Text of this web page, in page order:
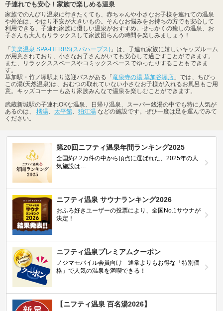
子連れでも安心！家族で楽しめる温泉
家族でのんびり温泉に行きたくても、赤ちゃんや小さなお子様を連れての温泉
や外泊は、やはり不安が大きいもの。そんなお悩みをお持ちの方でも安心して
利用できる、子連れ家族に優しい温泉がおすすめ。せっかくの癒しの温泉、お
子さんも大人もリラックスして家族団らんの時間を楽しみましょう！
「美楽温泉 SPA-HERBS(スパハーブス) 」は、子連れ家族に嬉しいキッズルーム
が用意されており、小さなお子さんがいても安心して過ごすことができます。
また、リラックススペースやコミックスペースでゆったりすることもできま
す。
草加駅・竹ノ塚駅より送迎バスがある「竜泉寺の湯 草加谷塚店 」では、ちびっ
この湯(天然温泉)は、おむつの取れていない小さなお子様が入れるお風呂もご用
意。キッズコーナーもあり家族みんなで温泉を楽しむことができます。
武蔵新城駅の子連れOKな温泉、日帰り温泉、スーパー銭湯の中でも特に人気が
あるのは、 橘湯 太平館 狛江湯 などの施設です。ぜひ一度は足を運んでみて
ください。
第20回ニフティ温泉年間ランキング2025
全国約2.2万件の中から頂点に選ばれた、2025年の人
気施設は…
ニフティ温泉 サウナランキング2026
おふろ好きユーザーの投票により、全国No.1サウナが
決定！
ニフティ温泉プレミアムクーポン
ノジマモバイル会員向け 通常よりもお得な「特別価
格」で人気の温泉を満喫できる！
【ニフティ温泉 百名湯2026】